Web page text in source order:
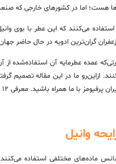
هست؛ اما در کشورهای خارجی که
استفاده می‌کنند که این عطر با بوی
گران‌ترین ادویه در حال حاضر جهان
عمده عطرمایه آن استفاده‌شده
ازاین‌رو ما در این مقاله تصمیم
پرفیومز با ما همراه باشید. معرفی 12 عطر با رایحه وانیل.
وانیل
ماده‌های مختلفی استفاده